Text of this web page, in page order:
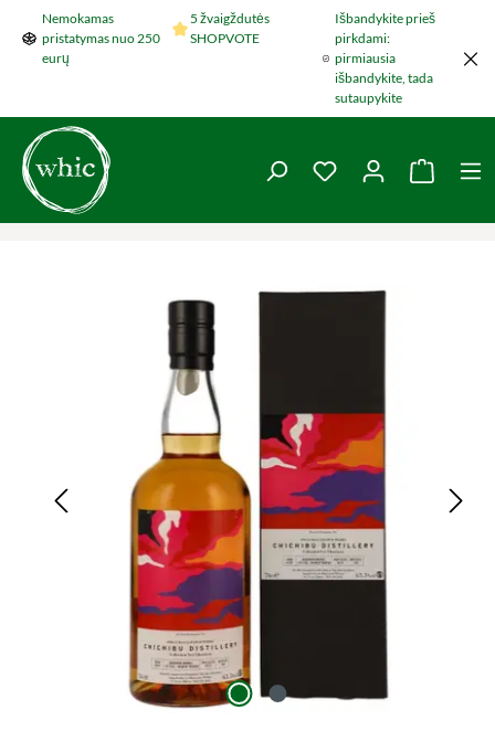
Šokti į pagrindinį turinį
Nemokamas
pristatymas nuo 250
eurų
5 žvaigždutės
SHOPVOTE
Išbandykite prieš
pirkdami:
pirmiausia
išbandykite, tada
sutaupykite
You have 0 wishlist
Praleisti nuotraukų galeriją